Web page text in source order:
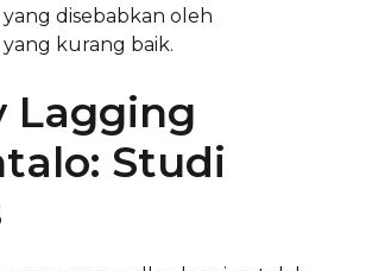
disebabkan oleh
kurang baik.
Lagging
Studi